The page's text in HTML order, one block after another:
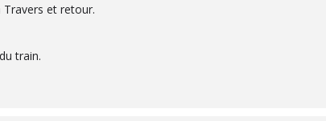
Travers et retour.
train.